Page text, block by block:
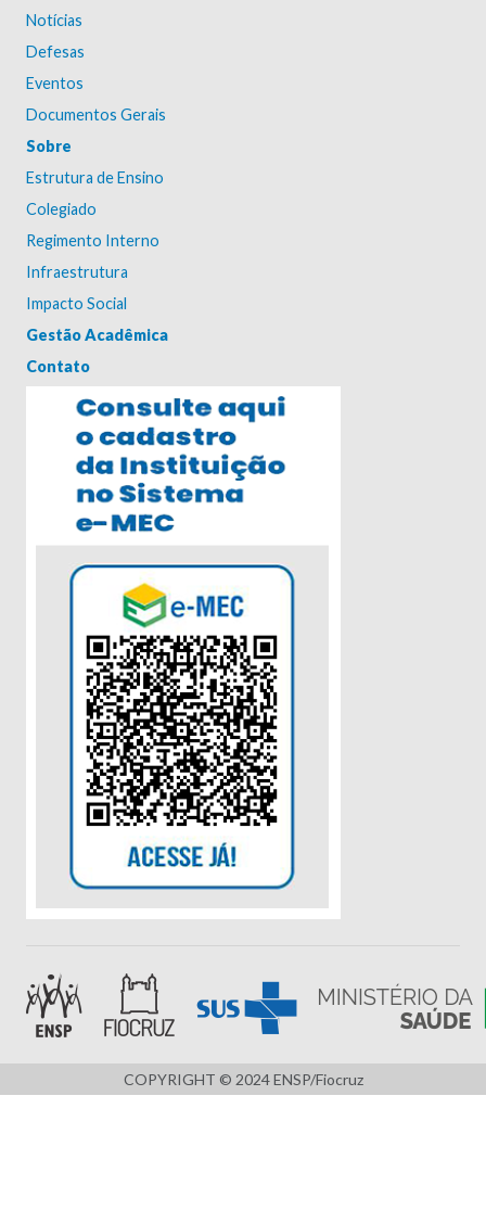
Notícias
Defesas
Eventos
Documentos Gerais
Sobre
Estrutura de Ensino
Colegiado
Regimento Interno
Infraestrutura
Impacto Social
Gestão Acadêmica
Contato
COPYRIGHT © 2024 ENSP/Fiocruz